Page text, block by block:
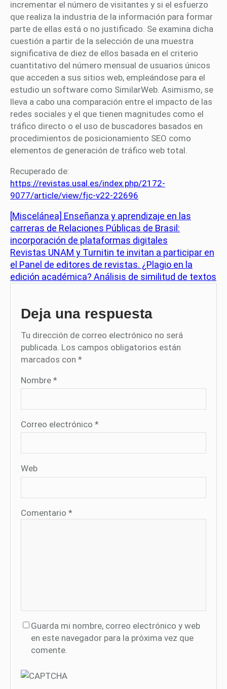
incrementar el número de visitantes y si el esfuerzo
que realiza la industria de la información para formar
parte de ellas está o no justificado. Se examina dicha
cuestión a partir de la selección de una muestra
significativa de diez de ellos basada en el criterio
cuantitativo del número mensual de usuarios únicos
que acceden a sus sitios web, empleándose para el
estudio un software como SimilarWeb. Asimismo, se
lleva a cabo una comparación entre el impacto de las
redes sociales y el que tienen magnitudes como el
tráfico directo o el uso de buscadores basados en
procedimientos de posicionamiento SEO como
elementos de generación de tráfico web total.
Recuperado de:
https://revistas.usal.es/index.php/2172-
9077/article/view/fjc-v22-22696
[Miscelánea] Enseñanza y aprendizaje en las
carreras de Relaciones Públicas de Brasil:
incorporación de plataformas digitales
Revistas UNAM y Turnitin te invitan a participar en
el Panel de editores de revistas. ¿Plagio en la
edición académica? Análisis de similitud de textos
Deja una respuesta
Tu dirección de correo electrónico no será
publicada. Los campos obligatorios están
marcados con *
Nombre *
Correo electrónico *
Web
Comentario *
Guarda mi nombre, correo electrónico y web
en este navegador para la próxima vez que
comente.